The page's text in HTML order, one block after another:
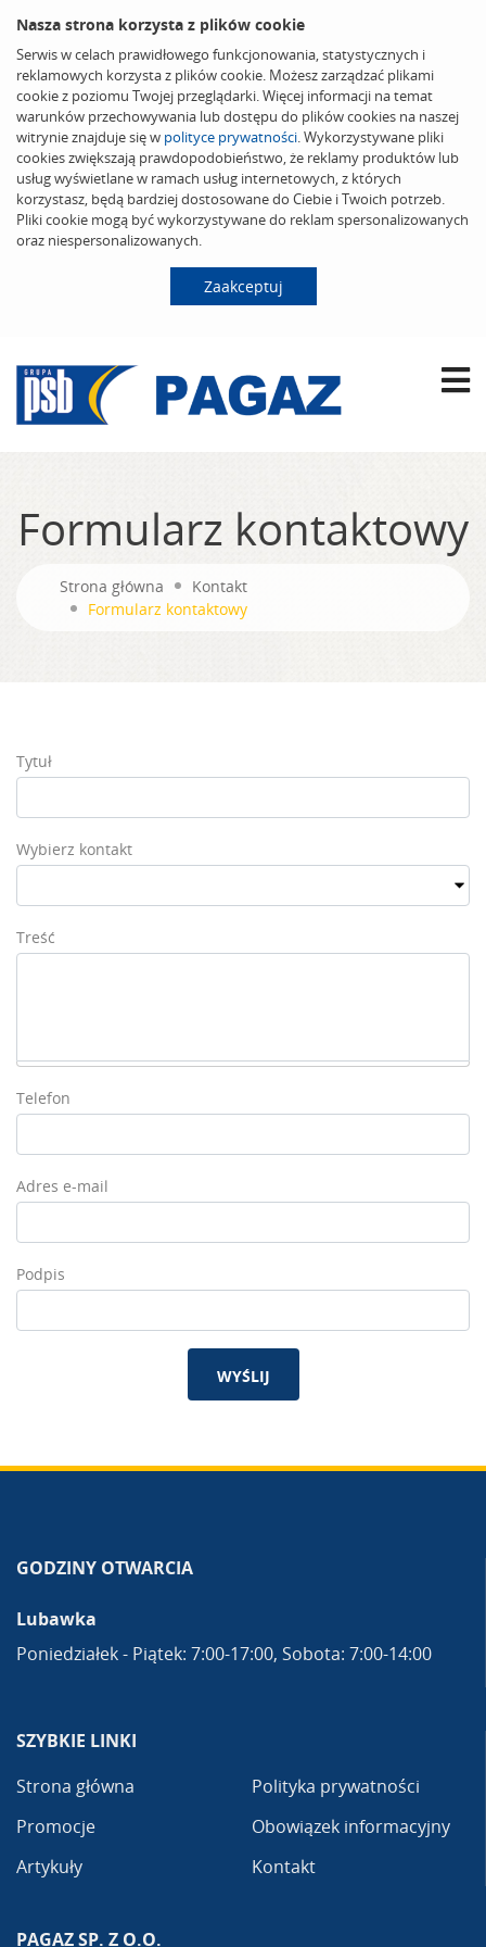
Nasza strona korzysta z plików cookie
Serwis w celach prawidłowego funkcjonowania, statystycznych i
reklamowych korzysta z plików cookie. Możesz zarządzać plikami
cookie z poziomu Twojej przeglądarki. Więcej informacji na temat
warunków przechowywania lub dostępu do plików cookies na naszej
witrynie znajduje się w polityce prywatności. Wykorzystywane pliki
cookies zwiększają prawdopodobieństwo, że reklamy produktów lub
usług wyświetlane w ramach usług internetowych, z których
korzystasz, będą bardziej dostosowane do Ciebie i Twoich potrzeb.
Pliki cookie mogą być wykorzystywane do reklam spersonalizowanych
oraz niespersonalizowanych.
Zaakceptuj
Formularz kontaktowy
Strona główna
Kontakt
Formularz kontaktowy
Tytuł
Wybierz kontakt
Treść
Telefon
Adres e-mail
Podpis
WYŚLIJ
GODZINY OTWARCIA
Lubawka
Poniedziałek - Piątek: 7:00-17:00, Sobota: 7:00-14:00
SZYBKIE LINKI
Strona główna
Promocje
Artykuły
Polityka prywatności
Obowiązek informacyjny
Kontakt
PAGAZ SP. Z O.O.